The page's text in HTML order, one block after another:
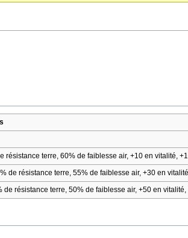
terre, 60% de faiblesse air, +10 en vitalité,
de résistance terre, 55% de faiblesse air, +30 en
résistance terre, 50% de faiblesse air, +50 en vitalité,